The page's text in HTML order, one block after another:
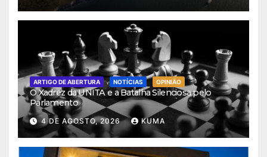
ARTIGO DE ABERTURA NOTÍCIAS OPINIÃO
O Xadrez da UNITA e a Batalha Silenciosa pelo
Parlamento
4 DE AGOSTO, 2026 KUMA